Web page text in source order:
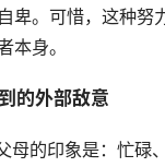
卑。可惜，这种努
本身。
的外部敌意
母的印象是：忙碌